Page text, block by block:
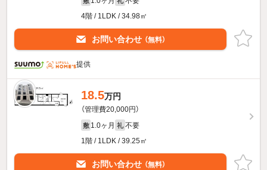
4階 / 1LDK / 34.98㎡
お問い合わせ （無料）
提供
18.5万円
（管理費20,000円）
敷 1.0ヶ月 礼 不要
1階 / 1LDK / 39.25㎡
お問い合わせ （無料）